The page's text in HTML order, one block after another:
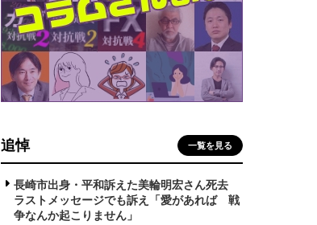
追悼 一覧を見る
長崎市出身・平和訴えた美輪明宏さん死去
ラストメッセージでも訴え「愛があれば 戦
争なんか起こりません」